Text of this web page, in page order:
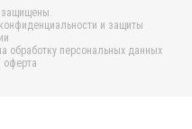
защищены.
и защиты
обработку персональных данных
оферта